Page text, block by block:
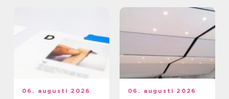
06. augusti 2026 06. augusti 2026